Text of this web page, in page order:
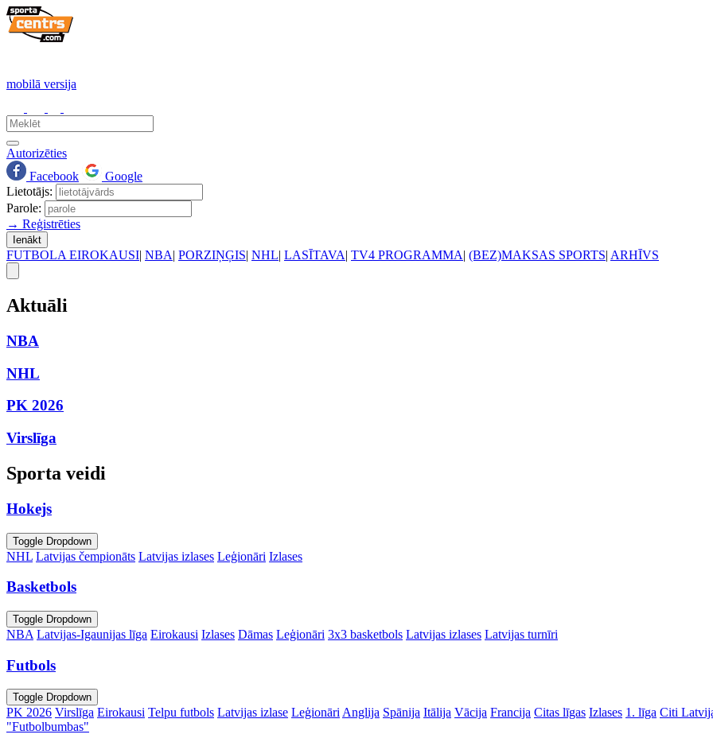
mobilā versija
Autorizēties
Facebook
Google
Lietotājs:
Parole:
→ Reģistrēties
Ienākt
FUTBOLA EIROKAUSI| NBA| PORZIŅĢIS| NHL| LASĪTAVA| TV4 PROGRAMMA| (BEZ)MAKSAS SPORTS| ARHĪVS
Aktuāli
NBA
NHL
PK 2026
Virslīga
Sporta veidi
Hokejs
Toggle Dropdown
NHL Latvijas čempionāts Latvijas izlases Leģionāri Izlases
Basketbols
Toggle Dropdown
NBA Latvijas-Igaunijas līga Eirokausi Izlases Dāmas Leģionāri 3x3 basketbols Latvijas izlases Latvijas turnīri
Futbols
Toggle Dropdown
PK 2026 Virslīga Eirokausi Telpu futbols Latvijas izlase Leģionāri Anglija Spānija Itālija Vācija Francija Citas līgas Izlases 1. līga Citi
"Futbolbumbas"